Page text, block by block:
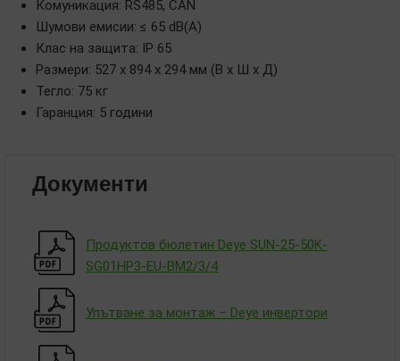
Комуникация: RS485, CAN
Шумови емисии: ≤ 65 dB(A)
Клас на защита: IP 65
Размери: 527 x 894 x 294 мм (В x Ш x Д)
Тегло: 75 кг
Гаранция: 5 години
Документи
Продуктов бюлетин Deye SUN-25-50K-
SG01HP3-EU-BM2/3/4
Упътване за монтаж – Deye инвертори